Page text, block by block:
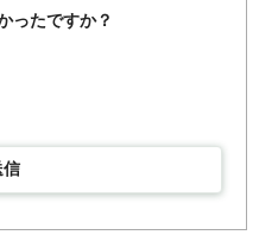
ったですか？
信